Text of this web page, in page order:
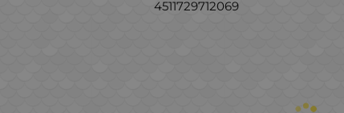
4511729712069